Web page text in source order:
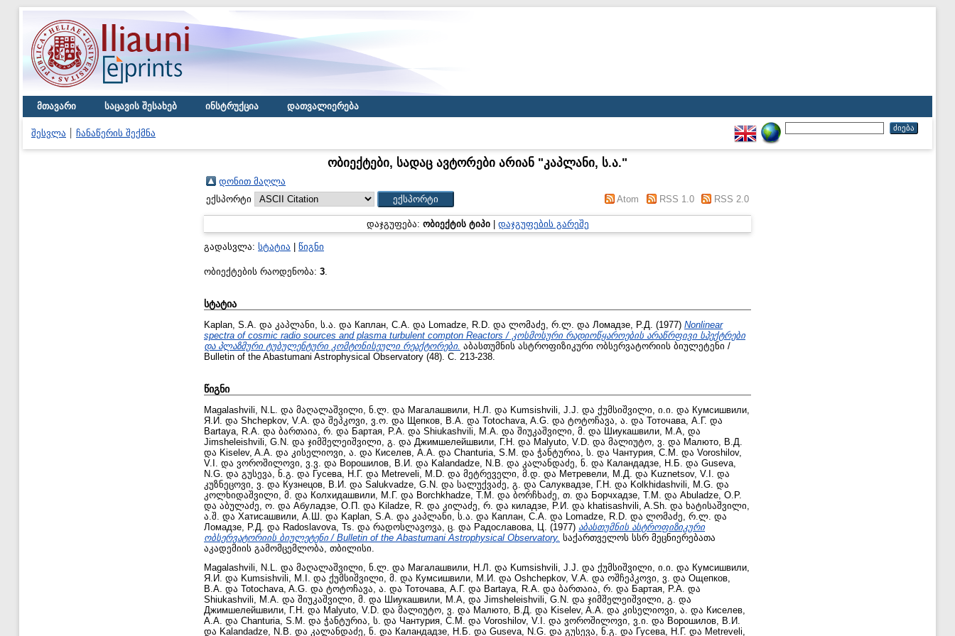
მთავარი საცავის შესახებ ინსტრუქცია დათვალიერება
შესვლა ჩანაწერის შექმნა
ობიექტები, სადაც ავტორები არიან "კაპლანი, ს.ა."
დონით მაღლა
ექსპორტი
Atom RSS 1.0 RSS 2.0
დაჯგუფება: ობიექტის ტიპი| დაჯგუფების გარეშე
გადასვლა: სტატია წიგნი
ობიექტების რაოდენობა: 3.
სტატია
Kaplan, S.A. და კაპლანი, ს.ა. და Каплан, С.А. და Lomadze, R.D. და ლომაძე, რ.ლ. და Ломадзе, Р.Д. (1977) Nonlinear
spectra of cosmic radio sources and plasma turbulent compton Reactors / კოსმოსური რადიოწყაროების არაწრფივი სპექტრები
და პლაზმური ტუბულენტური კომტონისეული რეაქტორები. აბასთუმნის ასტროფიზიკური ობსერვატორიის ბიულეტენი /
Bulletin of the Abastumani Astrophysical Observatory (48). С. 213-238.
წიგნი
Magalashvili, N.L. და მაღალაშვილი, ნ.ლ. და Магалашвили, Н.Л. და Kumsishvili, J.J. და ქუმსიშვილი, ი.ი. და Кумсишвили,
Я.И. და Shchepkov, V.A. და შეპკოვი, ვ.ო. და Щепков, В.А. და Totochava, A.G. და ტოტოჩავა, ა. და Тоточава, А.Г. და
Bartaya, R.A. და ბართაია, რ. და Бартая, Р.А. და Shiukashvili, M.A. და შიუკაშვილი, მ. და Шиукашвили, М.А, და
Jimsheleishvili, G.N. და ჯიმშელეიშვილი, გ. და Джимшелейшвили, Г.Н. და Malyuto, V.D. და მალიუტო, ვ. და Малюто, В.Д.
და Kiselev, A.A. და კისელიოვი, ა. და Киселев, А.А. და Chanturia, S.M. და ჭანტურია, ს. და Чантурия, С.М. და Voroshilov,
V.I. და ვოროშილოვი, ვ.ვ. და Ворошилов, В.И. და Kalandadze, N.B. და კალანდაძე, ნ. და Каландадзе, Н.Б. და Guseva,
N.G. და გუსევა, ნ.გ. და Гусева, Н.Г. და Metreveli, M.D. და მეტრეველი, მ.დ. და Метревели, М.Д. და Kuznetsov, V.I. და
კუზნეცოვი, ვ. და Кузнецов, В.И. და Salukvadze, G.N. და სალუქვაძე, გ. და Салуквадзе, Г.Н. და Kolkhidashvili, M.G. და
კოლხიდაშვილი, მ. და Колхидашвили, М.Г. და Borchkhadze, T.M. და ბორჩხაძე, თ. და Борчхадзе, Т.М. და Abuladze, O.P.
და აბულაძე, ო. და Абуладзе, О.П. და Kiladze, R. და კილაძე, რ. და киладзе, Р.И. და khatisashvili, A.Sh. და ხატისაშვილი,
ა.შ. და Хатисашвили, А.Ш. და Kaplan, S.A. და კაპლანი, ს.ა. და Каплан, С.А. და Lomadze, R.D. და ლომაძე, რ.ლ. და
Ломадзе, Р.Д. და Radoslavova, Ts. და რადოსლავოვა, ც. და Радославова, Ц. (1977) აბასთუმნის ასტროფიზიკური
ობსერვატორიის ბიულეტენი / Bulletin of the Abastumani Astrophysical Observatory. საქართველოს სსრ მეცნიერებათა
აკადემიის გამომცემლობა, თბილისი.
Magalashvili, N.L. და მაღალაშვილი, ნ.ლ. და Магалашвили, Н.Л. და Kumsishvili, J.J. და ქუმსიშვილი, ი.ი. და Кумсишвили,
Я.И. და Kumsishvili, M.I. და ქუმსიშვილი, მ. და Кумсишвили, М.И. და Oshchepkov, V.A. და ოშჩეპკოვი, ვ. და Ощепков,
В.А. და Totochava, A.G. და ტოტოჩავა, ა. და Тоточава, А.Г. და Bartaya, R.A. და ბართაია, რ. და Бартая, Р.А. და
Shiukashvili, M.A. და შიუკაშვილი, მ. და Шиукашвили, М.А, და Jimsheleishvili, G.N. და ჯიმშელეიშვილი, გ. და
Джимшелейшвили, Г.Н. და Malyuto, V.D. და მალიუტო, ვ. და Малюто, В.Д. და Kiselev, A.A. და კისელიოვი, ა. და Киселев,
А.А. და Chanturia, S.M. და ჭანტურია, ს. და Чантурия, С.М. და Voroshilov, V.I. და ვოროშილოვი, ვ.ი. და Ворошилов, В.И.
და Kalandadze, N.B. და კალანდაძე, ნ. და Каландадзе, Н.Б. და Guseva, N.G. და გუსევა, ნ.გ. და Гусева, Н.Г. და Metreveli,